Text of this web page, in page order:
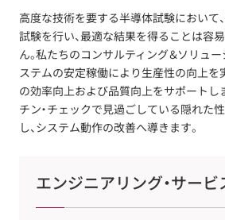
高度な技術を要する半導体試験において
試験を行い、最適な結果を得ることは容
ん。私たちのコンサルティング＆ソリュー
ステムの安定稼働により生産性の向上を
の効率向上および品質向上をサポートし
チン・チェックで見過ごしている隠れた
し、システム動作の改善へ導きます。
エンジニアリング・サービ